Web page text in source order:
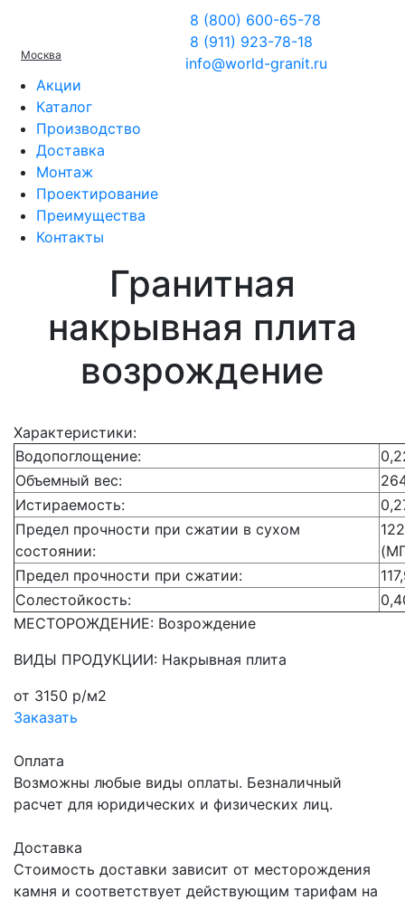
Москва
8 (800) 600-65-78
8 (911) 923-78-18
info@world-granit.ru
Акции
Каталог
Производство
Доставка
Монтаж
Проектирование
Преимущества
Контакты
Гранитная
накрывная плита
возрождение
Характеристики:
Водопоглощение:
Объемный вес:
Истираемость:
Предел прочности при сжатии в сухом
состоянии:
Предел прочности при сжатии:
Солестойкость:
МЕСТОРОЖДЕНИЕ: Возрождение
ВИДЫ ПРОДУКЦИИ: Накрывная плита
от 3150 р/м2
Заказать
Оплата
Возможны любые виды оплаты. Безналичный
расчет для юридических и физических лиц.
Доставка
Стоимость доставки зависит от месторождения
камня и соответствует действующим тарифам на